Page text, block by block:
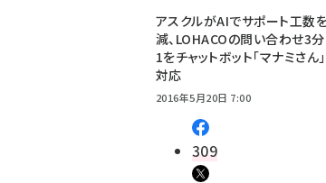
アスクルがAIでサポート工数
減、LOHACOの問い合わせ3
1をチャットボット「マナミさん
対応
2016年5月20日 7:00
309